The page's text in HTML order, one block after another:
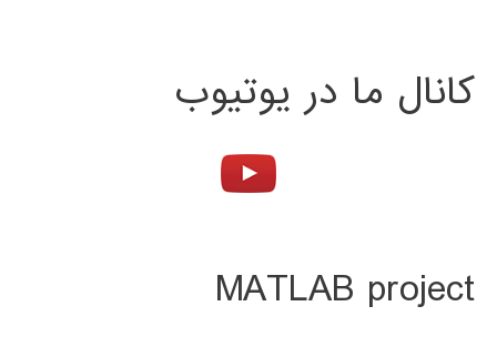
کانال ما در یوتیوب
MATLAB project